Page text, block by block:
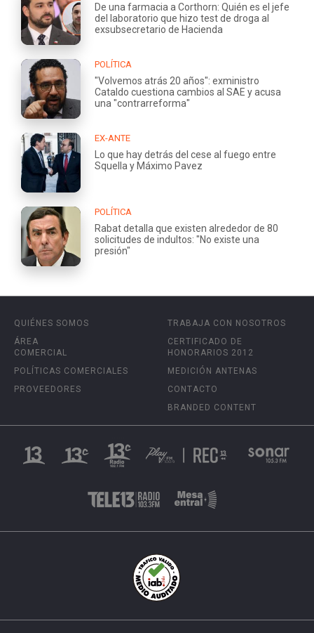
De una farmacia a Corthorn: Quién es el jefe
del laboratorio que hizo test de droga al
exsubsecretario de Hacienda
POLÍTICA
"Volvemos atrás 20 años": exministro
Cataldo cuestiona cambios al SAE y acusa
una "contrarreforma"
EX-ANTE
Lo que hay detrás del cese al fuego entre
Squella y Máximo Pavez
POLÍTICA
Rabat detalla que existen alrededor de 80
solicitudes de indultos: "No existe una
presión"
QUIÉNES SOMOS
ÁREA
COMERCIAL
POLÍTICAS COMERCIALES
PROVEEDORES
TRABAJA CON NOSOTROS
CERTIFICADO DE
HONORARIOS 2012
MEDICIÓN ANTENAS
CONTACTO
BRANDED CONTENT